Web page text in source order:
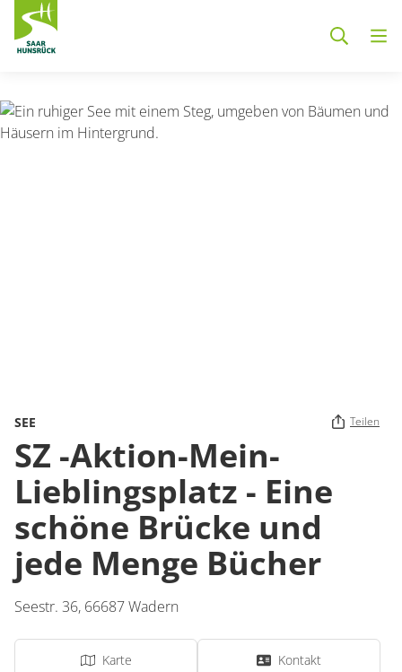
SEE Teilen
SZ -Aktion-Mein-
Lieblingsplatz - Eine
schöne Brücke und
jede Menge Bücher
Seestr. 36, 66687Wadern
Karte Kontakt